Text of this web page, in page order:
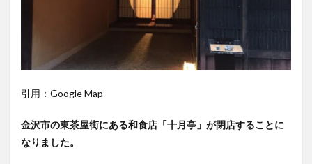
引用：Google Map
金沢市の東茶屋街にある和食店「十月亭」が閉店することに
なりました。